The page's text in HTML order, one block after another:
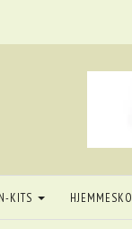
KITS HJEMMESKO